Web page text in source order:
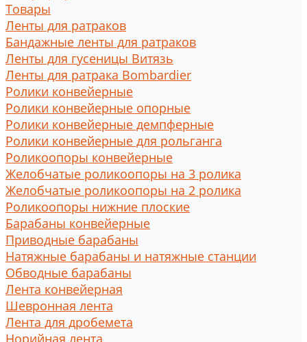
Товары
Ленты для ратраков
Бандажные ленты для ратраков
Ленты для гусеницы Витязь
Ленты для ратрака Bombardier
Ролики конвейерные
Ролики конвейерные опорные
Ролики конвейерные демпферные
Ролики конвейерные для рольганга
Роликоопоры конвейерные
Желобчатые роликоопоры на 3 ролика
Желобчатые роликоопоры на 2 ролика
Роликоопоры нижние плоские
Барабаны конвейерные
Приводные барабаны
Натяжные барабаны и натяжные станции
Обводные барабаны
Лента конвейерная
Шевронная лента
Лента для дробемета
Норийная лента